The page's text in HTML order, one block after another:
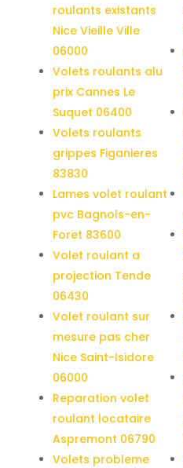
roulants existants
Nice Vieille Ville
06000
Volets roulants alu
prix Cannes Le
Suquet 06400
Volets roulants
grippes Figanieres
83830
Lames volet roulant
pvc Bagnols-en-
Foret 83600
Volet roulant a
projection Tende
06430
Volet roulant sur
mesure pas cher
Nice Saint-Isidore
06000
Reparation volet
roulant locataire
Aspremont 06790
Volets probleme